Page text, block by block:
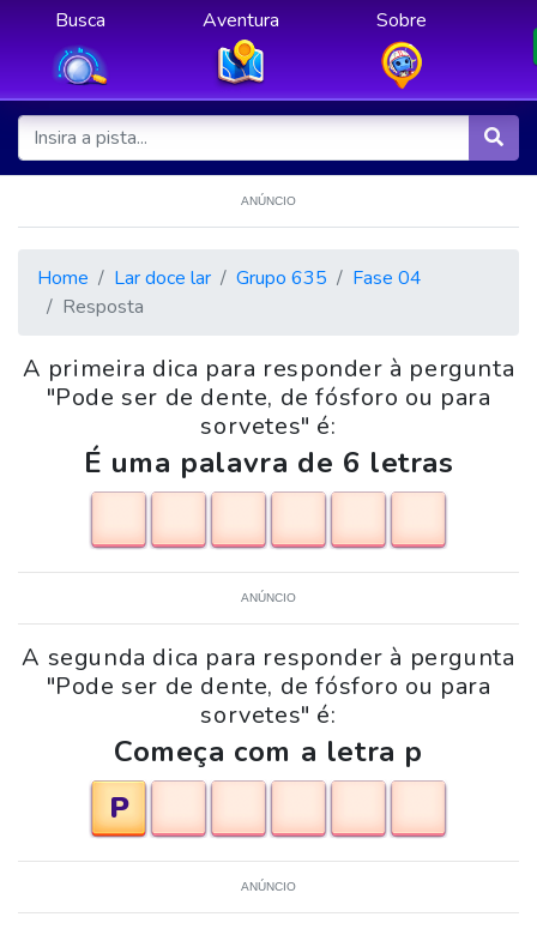
Busca Aventura Sobre
ANÚNCIO
Home Lar doce lar Grupo 635
Fase 04
Resposta
A primeira dica para responder à pergunta
"Pode ser de dente, de fósforo ou para
sorvetes" é:
É uma palavra de 6 letras
ANÚNCIO
A segunda dica para responder à pergunta
"Pode ser de dente, de fósforo ou para
sorvetes" é:
Começa com a letra p
P
ANÚNCIO